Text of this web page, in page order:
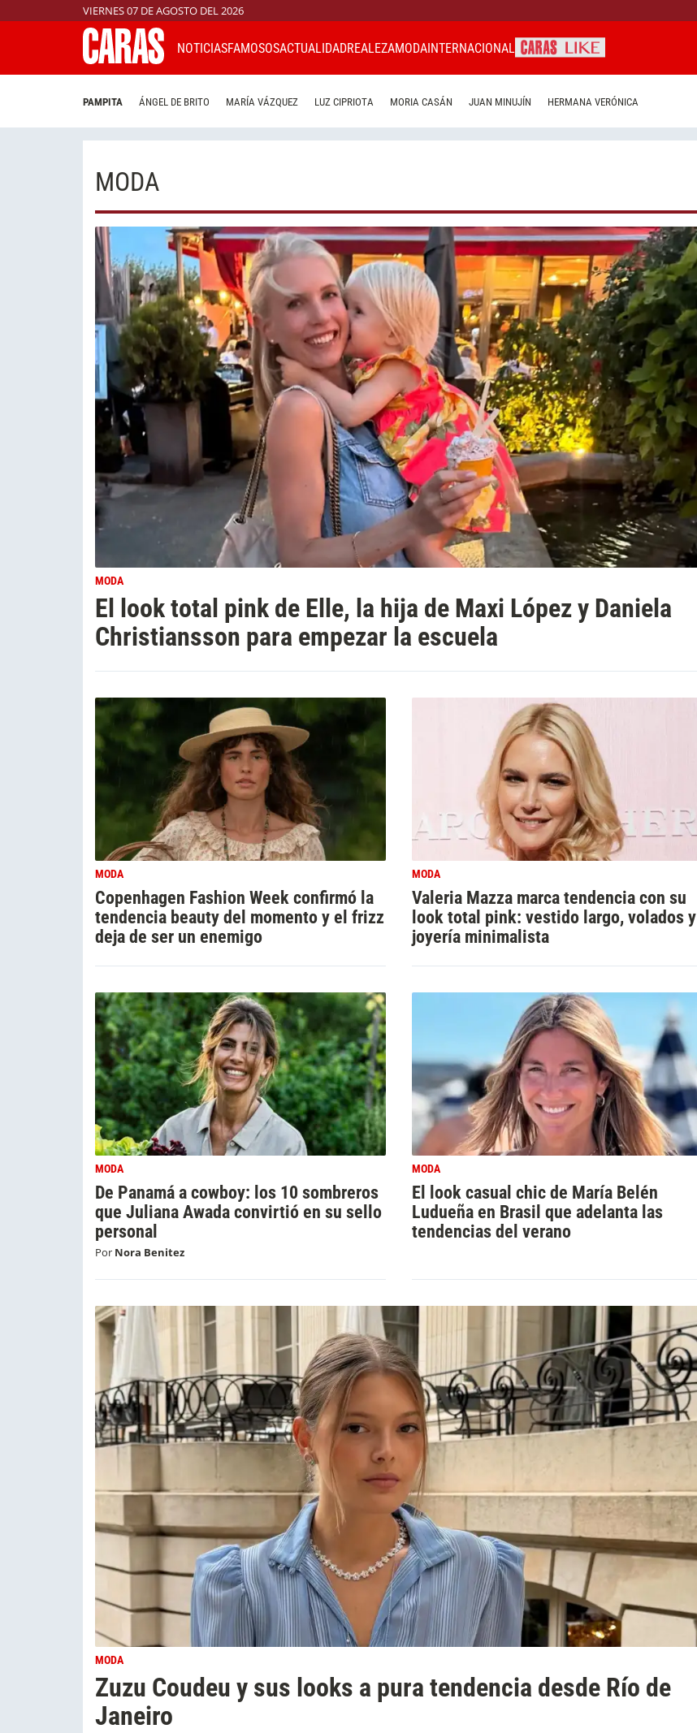
VIERNES 07 DE AGOSTO DEL 2026
NOTICIASFAMOSOSACTUALIDADREALEZAMODAINTERNACIONAL
PAMPITA ÁNGEL DE BRITO MARÍA VÁZQUEZ LUZ CIPRIOTA MORIA CASÁN JUAN MINUJÍN HERMANA VERÓNICA
MODA
MODA
El look total pink de Elle, la hija de Maxi López y Daniela
Christiansson para empezar la escuela
MODA
Copenhagen Fashion Week confirmó la
tendencia beauty del momento y el frizz
deja de ser un enemigo
MODA
Valeria Mazza marca tendencia con su
look total pink: vestido largo, volados y
joyería minimalista
MODA
De Panamá a cowboy: los 10 sombreros
que Juliana Awada convirtió en su sello
personal
Por Nora Benitez
MODA
El look casual chic de María Belén
Ludueña en Brasil que adelanta las
tendencias del verano
MODA
Zuzu Coudeu y sus looks a pura tendencia desde Río de
Janeiro